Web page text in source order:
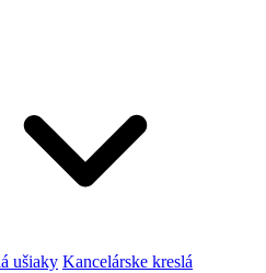
ušiaky Kancelárske kreslá